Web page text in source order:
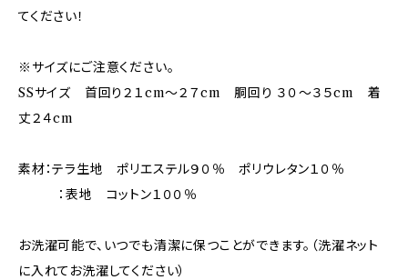
てください！
※サイズにご注意ください。
SSサイズ 首回り２１cm～２７cm 胴回り ３０～３５cm 着
丈２４cm
素材：テラ生地 ポリエステル９０％ ポリウレタン１０％
：表地 コットン１００％
お洗濯可能で、いつでも清潔に保つことができます。（洗濯ネット
に入れてお洗濯してください）